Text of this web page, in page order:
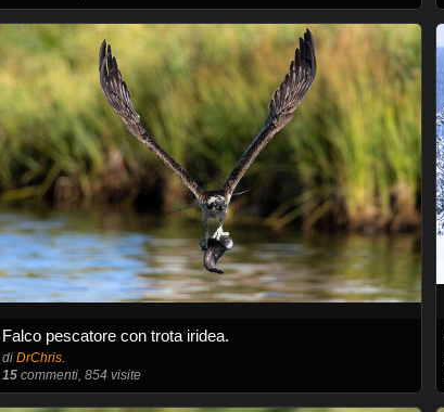
Falco pescatore con trota iridea.
di DrChris.
15commenti, 854 visite